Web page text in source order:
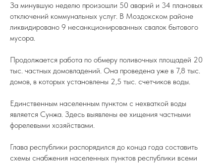
За минувшую неделю произошли 50 аварий и 34 плановых
отключений коммунальных услуг. В Моздокском районе
ликвидировано 9 несанкционированных свалок бытового
мусора.
Продолжается работа по обмеру поливочных площадей 20
тыс. частных домовладений. Она проведена уже в 7,8 тыс.
домов, в которых установлены 2,5 тыс. счетчиков воды.
Единственным населенным пунктом с нехваткой воды
является Сунжа. Здесь выявлены ее хищения частными
форелевыми хозяйствами.
Глава республики распорядился до конца года составить
схемы снабжения населенных пунктов республики всеми